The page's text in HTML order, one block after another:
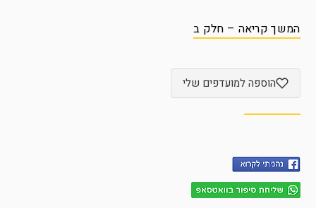
המשך קריאה – חלק ב
הוספה למועדפים שלי